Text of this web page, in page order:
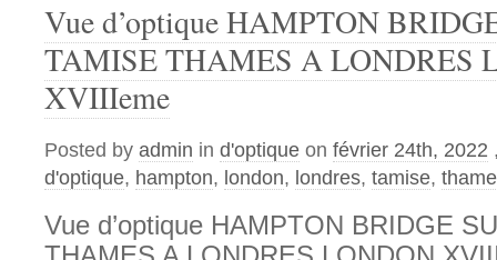
Vue d’optique HAMPTON
TAMISE THAMES A LONDRES
XVIIIeme
Posted by admin in d'optique on février 24th, 2022
d'optique, hampton, london, londres, tamise,
Vue d’optique HAMPTON BRIDGE